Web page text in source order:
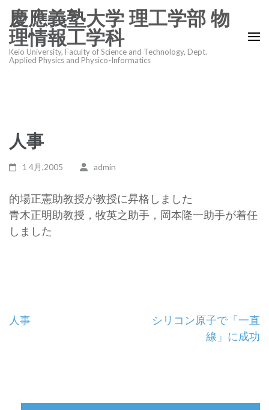
ン
テ
ン
プ
(Enter
押
す)
慶應義塾大学 理工学部 物
理情報工学科
Keio University, Faculty of Science and Technology, Dept.
Applied Physics and Physico-Informatics
人事
1 4月,2005 admin
的場正憲助教授が教授に昇格しました
青木正明助教授，牧英之助手，岡本隆一助手が着任
しました
投
人事
シリコン原子で「一直
線」に成功